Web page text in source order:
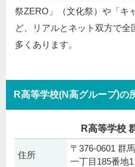
祭ZERO」（文化祭）や「キ
ど、リアルとネット双方で
多くあります。
R高等学校(N高グループ)の
R高等学校
住所
〒376-0601 群
一丁目185番地1